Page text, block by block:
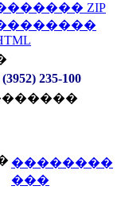
ZIP
(3952) 235-100
�������
��������
���